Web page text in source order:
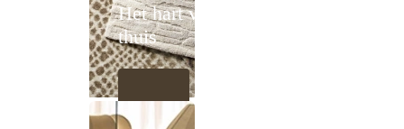
Het hart van
thuis